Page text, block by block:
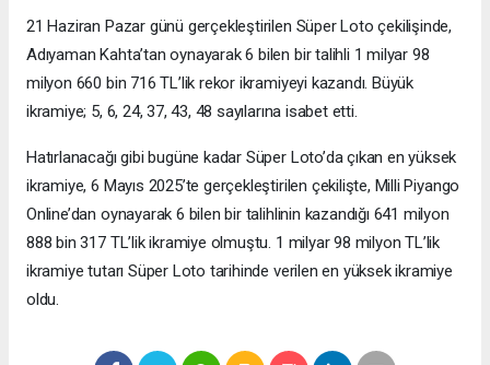
21 Haziran Pazar günü gerçekleştirilen Süper Loto çekilişinde,
Adıyaman Kahta’tan oynayarak 6 bilen bir talihli 1 milyar 98
milyon 660 bin 716 TL’lik rekor ikramiyeyi kazandı. Büyük
ikramiye; 5, 6, 24, 37, 43, 48 sayılarına isabet etti.
Hatırlanacağı gibi bugüne kadar Süper Loto’da çıkan en yüksek
ikramiye, 6 Mayıs 2025’te gerçekleştirilen çekilişte, Milli Piyango
Online’dan oynayarak 6 bilen bir talihlinin kazandığı 641 milyon
888 bin 317 TL’lik ikramiye olmuştu. 1 milyar 98 milyon TL’lik
ikramiye tutarı Süper Loto tarihinde verilen en yüksek ikramiye
oldu.